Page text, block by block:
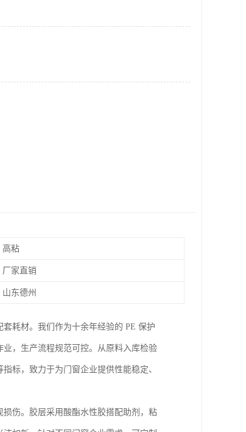
高粘
厂家直销
山东德州
耗材。我们作为十余年经验的 PE 保护
，生产流程规范可控。从原料入库检验
标，致力于为门窗企业提供性能稳定、
伤。胶层采用酸酯水性胶搭配助剂，粘